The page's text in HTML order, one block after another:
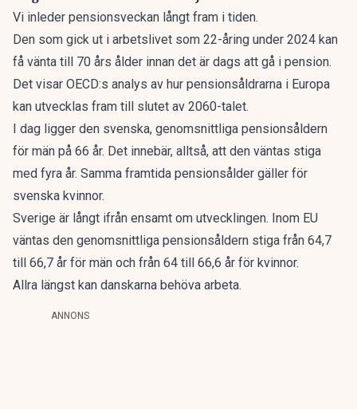
Vi inleder pensionsveckan långt fram i tiden.
Den som gick ut i arbetslivet som 22-åring under 2024 kan
få vänta till 70 års ålder innan det är dags att gå i pension.
Det visar OECD:s analys av hur pensionsåldrarna i Europa
kan utvecklas fram till slutet av 2060-talet.
I dag ligger den svenska, genomsnittliga pensionsåldern
för män på 66 år. Det innebär, alltså, att den väntas stiga
med fyra år. Samma framtida pensionsålder gäller för
svenska kvinnor.
Sverige är långt ifrån ensamt om utvecklingen. Inom EU
väntas den genomsnittliga pensionsåldern stiga från 64,7
till 66,7 år för män och från 64 till 66,6 år för kvinnor.
Allra längst kan danskarna behöva arbeta.
ANNONS